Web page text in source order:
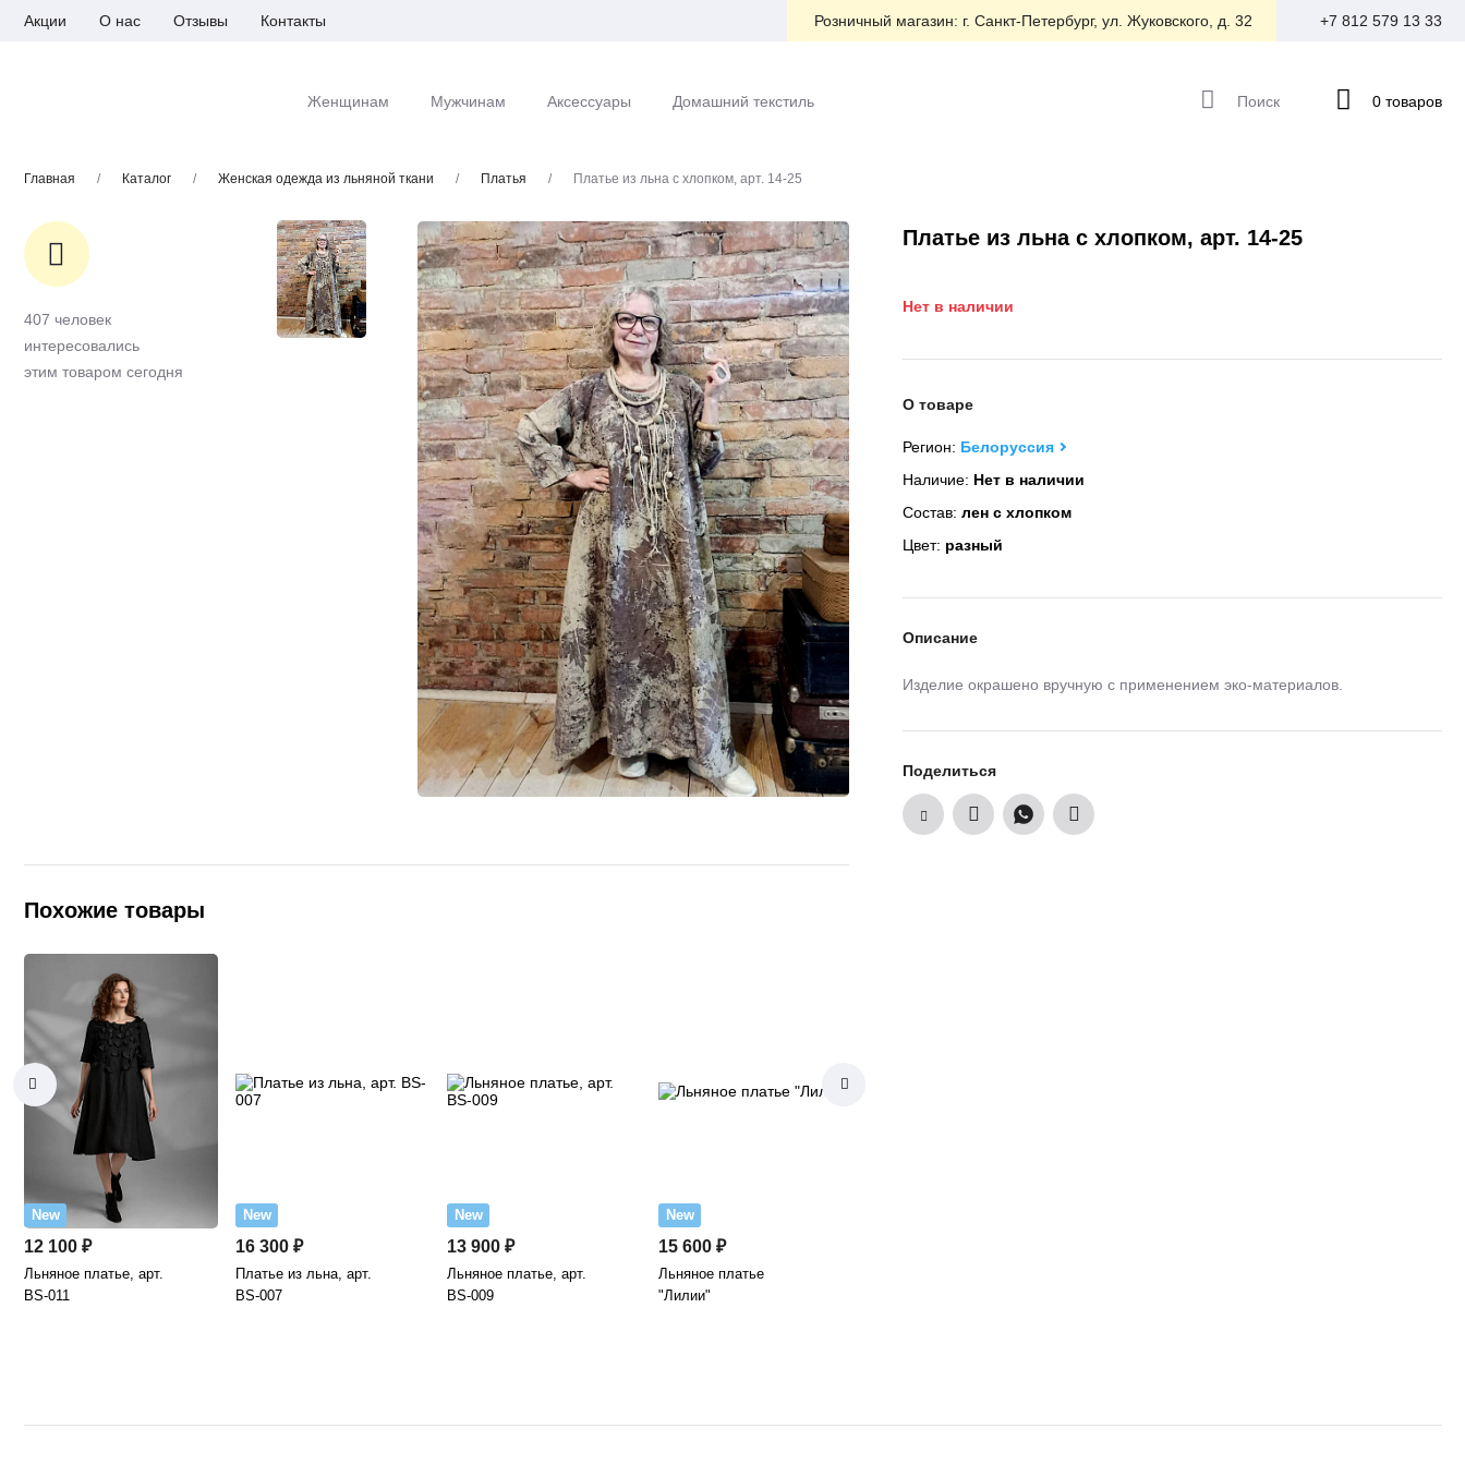
Акции О нас Отзывы Контакты Розничный магазин: г. Санкт-Петербург, ул. Жуковского, д. 32 +7 812 579 13 33
Женщинам Мужчинам Аксессуары Домашний текстиль Поиск 0 товаров
Главная / Каталог / Женская одежда из льняной ткани / Платья / Платье из льна с хлопком, арт. 14-25
Платье из льна с хлопком, арт. 14-25
Нет в наличии
О товаре
Регион: Белоруссия
Наличие: Нет в наличии
Состав: лен с хлопком
Цвет: разный
Описание
Изделие окрашено вручную с применением эко-материалов.
Поделиться
407 человек
интересовались
этим товаром сегодня
Похожие товары
New
12 100 ₽
Льняное платье, арт.
BS-011
New
16 300 ₽
Платье из льна, арт.
BS-007
New
13 900 ₽
Льняное платье, арт.
BS-009
New
15 600 ₽
Льняное платье
"Лилии"